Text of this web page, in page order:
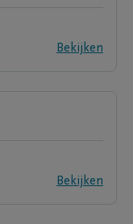
Bekijken
Bekijken